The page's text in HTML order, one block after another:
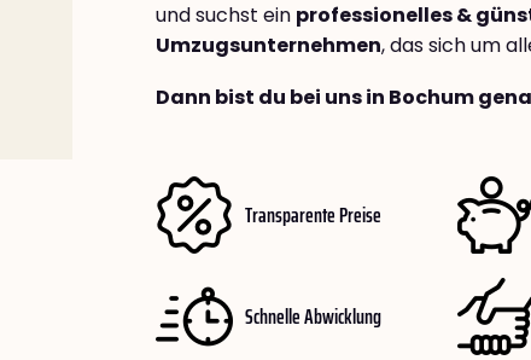
und suchst ein professionelles &
Umzugsunternehmen, das sich um
Dann bist du bei uns in Bochum
Transparente Preise
Schnelle Abwicklung